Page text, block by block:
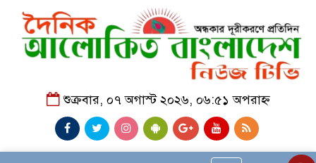
শুক্রবার, ০৭ অগাস্ট ২০২৬, ০৬:৫১ অপরাহ্ন